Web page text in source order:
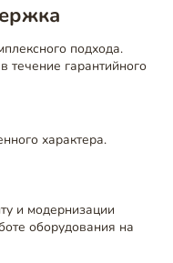
подхода.
течение гарантийного
характера.
и модернизации
оборудования на